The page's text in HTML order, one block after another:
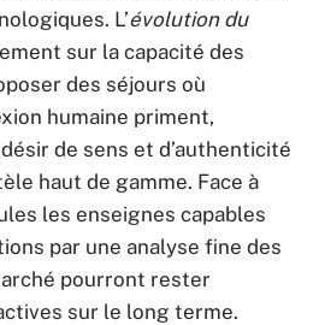
L’évolution du
sur la capacité des
des séjours où
humaine priment,
de sens et d’authenticité
haut de gamme. Face à
les enseignes capables
par une analyse fine des
pourront rester
sur le long terme.